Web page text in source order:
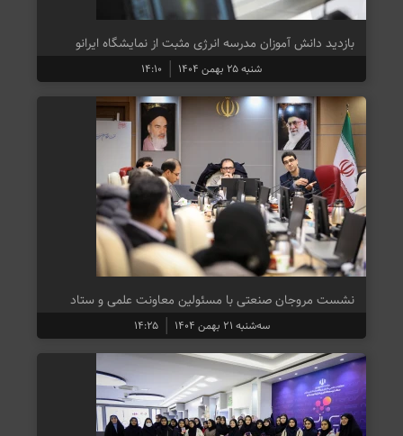
بازدید دانش آموزان مدرسه انرژی مثبت از نمایشگاه ایرانو
شنبه ۲۵ بهمن ۱۴۰۴ ۱۴:۱۰
نشست مروجان صنعتی با مسئولین معاونت علمی و ستاد
سه‌شنبه ۲۱ بهمن ۱۴۰۴ ۱۴:۲۵